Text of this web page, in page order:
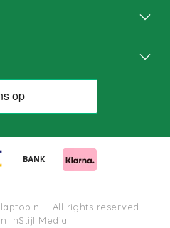
- All rights reserved -
InStijl Media